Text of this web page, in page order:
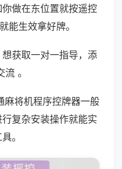
做在东位置就按遥控
能生效拿好牌。
获取一对一指导，添
。
麻将机程序控牌器一般
复杂安装操作就能实
。